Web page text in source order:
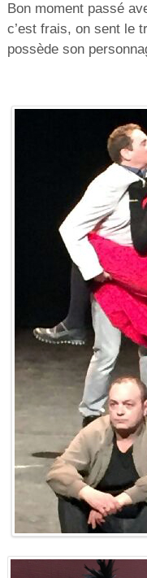
Bon moment passé
c’est frais, on sent le
possède son